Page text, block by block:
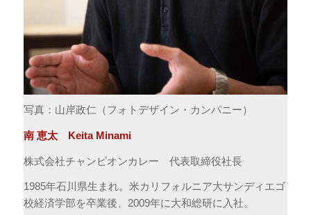
写真：山岸政仁（フォトデザイン・カンパニー）
南 恵太 Keita Minami
株式会社チャンピオンカレー 代表取締役社長
1985年石川県生まれ。米カリフォルニア大サンディエゴ
校経済学部を卒業後、2009年に大和総研に入社。